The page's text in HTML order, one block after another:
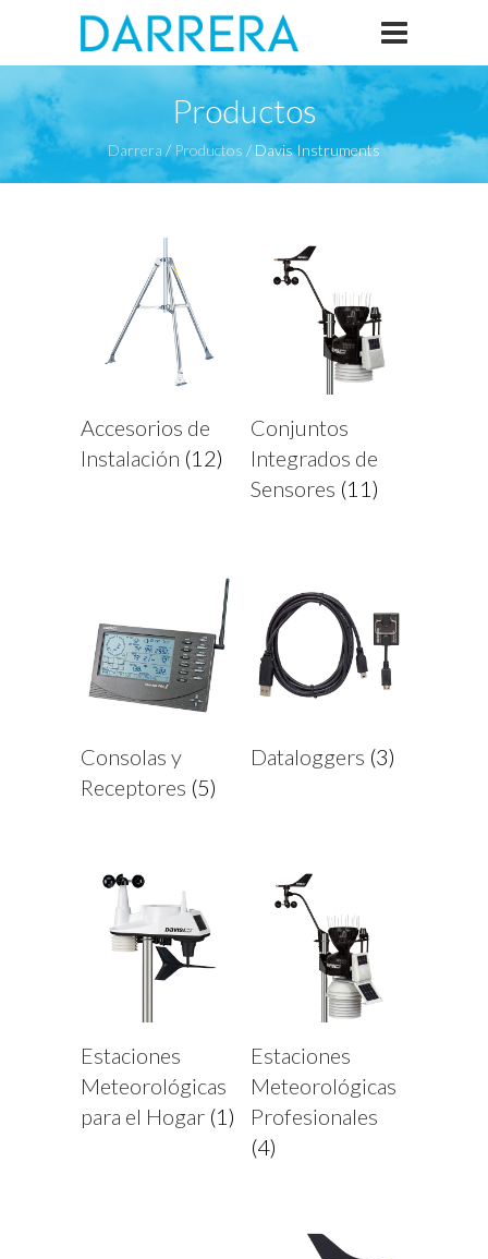
Productos
Darrera/ Productos /Davis Instruments
Accesorios de
Instalación (12)
Conjuntos
Integrados de
Sensores (11)
Consolas y
Receptores (5)
Dataloggers (3)
Estaciones
Meteorológicas
para el Hogar (1)
Estaciones
Meteorológicas
Profesionales
(4)